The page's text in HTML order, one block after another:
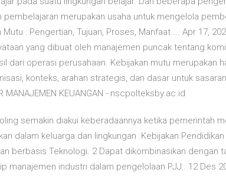
pembelajaran merupakan usaha untuk mengelola
Mutu : Pengertian, Tujuan, Proses, Manfaat ... Apr 17,
yang dibuat oleh manajemen puncak tentang
dari operasi perusahaan. Kebijakan mutu merupakan
konteks, arahan strategis, dan dasar untuk
MANAJEMEN KEUANGAN - nscpolteksby.ac.id
semakin diakui keberadaannya ketika pemerintah
dalam keluarga dan lingkungan Kebijakan
berbasis Teknologi. 2 Dapat dikombinasikan
manajemen industri dalam pengelolaan PJJ:. 12 Des